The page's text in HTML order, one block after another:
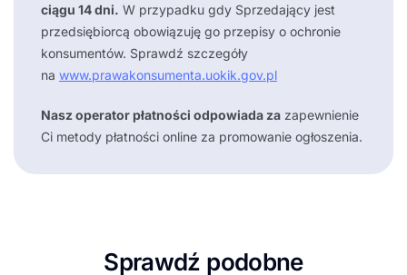
ciągu 14 dni. W przypadku gdy Sprzedający jest
przedsiębiorcą obowiązuję go przepisy o ochronie
konsumentów. Sprawdź szczegóły
na www.prawakonsumenta.uokik.gov.pl
Nasz operator płatności odpowiada za zapewnienie
Ci metody płatności online za promowanie ogłoszenia.
Sprawdź podobne